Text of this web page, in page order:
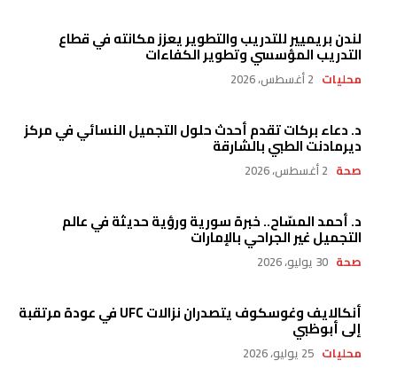
لندن بريميير للتدريب والتطوير يعزز مكانته في قطاع
التدريب المؤسسي وتطوير الكفاءات
محليات 2 أغسطس، 2026
د. دعاء بركات تقدم أحدث حلول التجميل النسائي في مركز
ديرمادنت الطبي بالشارقة
صحة 2 أغسطس، 2026
د. أحمد المسّاح.. خبرة سورية ورؤية حديثة في عالم
التجميل غير الجراحي بالإمارات
صحة 30 يوليو، 2026
أنكالايف وغوسكوف يتصدران نزالات UFC في عودة مرتقبة
إلى أبوظبي
محليات 25 يوليو، 2026